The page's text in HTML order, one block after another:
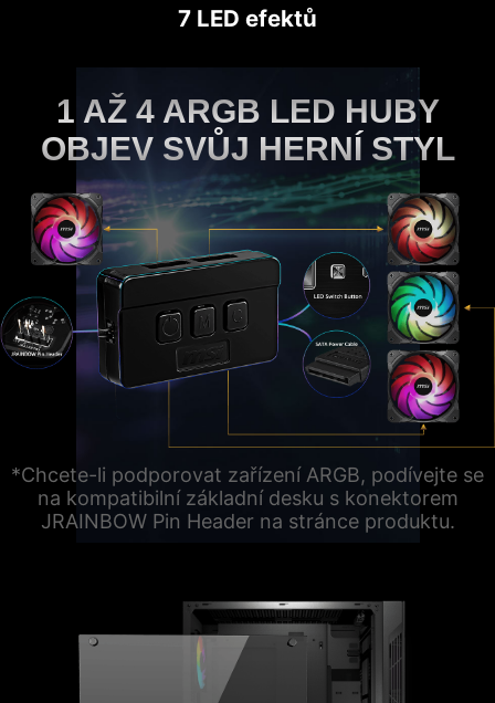
7 LED efektů
1 AŽ 4 ARGB LED HUBY
OBJEV SVŮJ HERNÍ STYL
*Chcete-li podporovat zařízení ARGB, podívejte se
na kompatibilní základní desku s konektorem
JRAINBOW Pin Header na stránce produktu.